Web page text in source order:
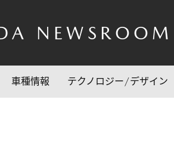
NEWSROOM
車種情報 テクノロジー/デザイン